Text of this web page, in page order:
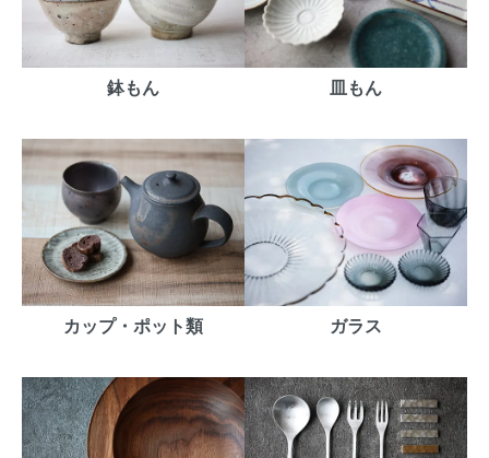
鉢もん 皿もん
カップ・ポット類 ガラス